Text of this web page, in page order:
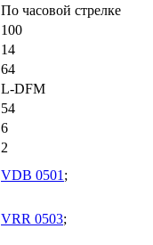
По часовой стрелке
100
14
64
L-DFM
54
6
2
VDB 0501 ;
VRR 0503;